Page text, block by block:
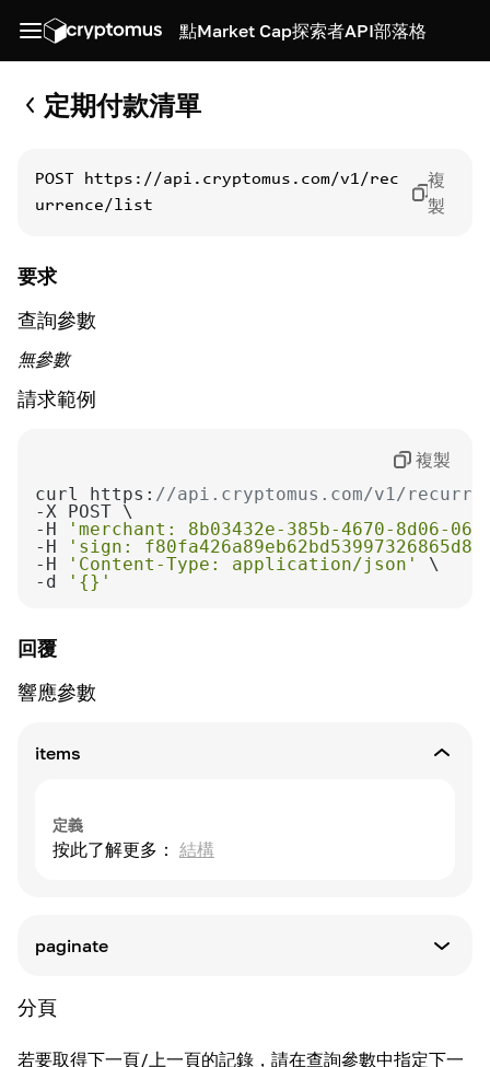
點Market Cap探索者API部落格
定期付款清單
POST
https://api.cryptomus.com/v1/rec
urrence/list
複
製
要求
查詢參數
無參數
請求範例
curl https: //api.cryptomus.com/v1/
-H
'merchant: 8b03432e-385b-4670-8d06-
-H
'sign:
-H
'Content-Type: application/json'
-d
'{}'
複製
回覆
響應參數
items
定義
按此了解更多： 結構
paginate
定義
分頁
若要取得下一頁/上一頁的記錄，請在查詢參數中指定下一